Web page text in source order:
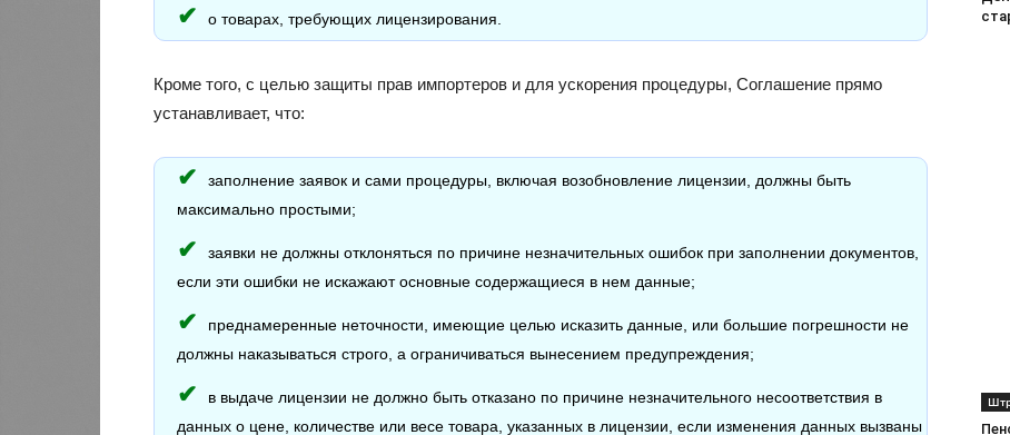
о товарах, требующих лицензирования.
Кроме того, с целью защиты прав импортеров и для ускорения процедуры, Соглашение прямо
устанавливает, что:
заполнение заявок и сами процедуры, включая возобновление лицензии, должны быть
максимально простыми;
заявки не должны отклоняться по причине незначительных ошибок при заполнении документов,
если эти ошибки не искажают основные содержащиеся в нем данные;
преднамеренные неточности, имеющие целью исказить данные, или большие погрешности не
должны наказываться строго, а ограничиваться вынесением предупреждения;
в выдаче лицензии не должно быть отказано по причине незначительного несоответствия в
данных о цене, количестве или весе товара, указанных в лицензии, если изменения данных вызваны